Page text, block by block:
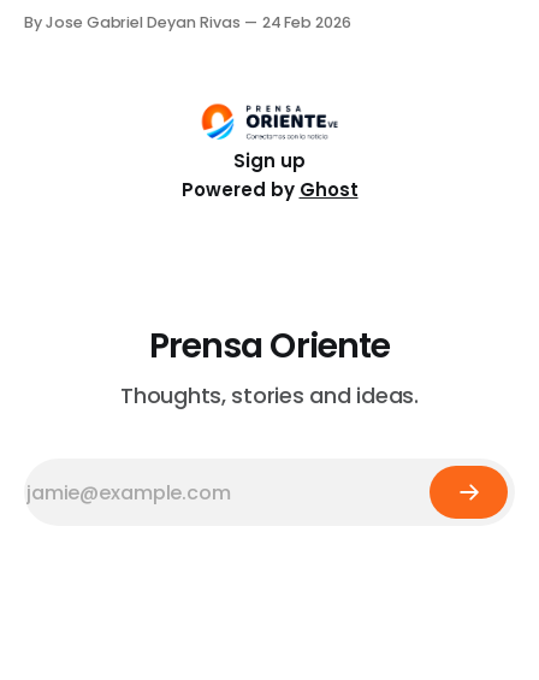
herida en su abdomen. Lamentablemente, el animal no
By Jose Gabriel Deyan Rivas 24 Feb 2026
Sign up
Powered by Ghost
Prensa Oriente
Thoughts, stories and ideas.